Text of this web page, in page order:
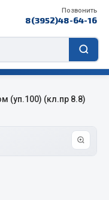
Позвонить
8(3952)48-64-16
(уп.100) (кл.пр 8.8)